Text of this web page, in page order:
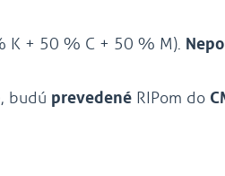
K + 50 % C + 50 % M).
budú prevedené RIPom do